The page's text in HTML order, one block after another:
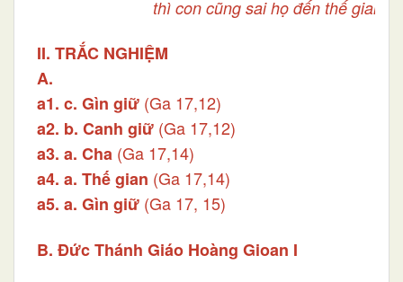
thì con cũng sai họ đến thế gian”.
II. TRẮC NGHIỆM
A.
a1. c. Gìn giữ (Ga 17,12)
a2. b. Canh giữ (Ga 17,12)
a3. a. Cha (Ga 17,14)
a4. a. Thế gian (Ga 17,14)
a5. a. Gìn giữ (Ga 17, 15)
B. Đức Thánh Giáo Hoàng Gioan I